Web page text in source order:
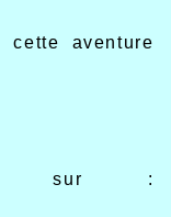
cette aventure
sur :